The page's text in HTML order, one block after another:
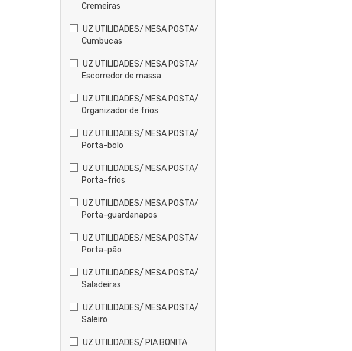
Cremeiras
UZ UTILIDADES/ MESA POSTA/
Cumbucas
UZ UTILIDADES/ MESA POSTA/
Escorredor de massa
UZ UTILIDADES/ MESA POSTA/
Organizador de frios
UZ UTILIDADES/ MESA POSTA/
Porta-bolo
UZ UTILIDADES/ MESA POSTA/
Porta-frios
UZ UTILIDADES/ MESA POSTA/
Porta-guardanapos
UZ UTILIDADES/ MESA POSTA/
Porta-pão
UZ UTILIDADES/ MESA POSTA/
Saladeiras
UZ UTILIDADES/ MESA POSTA/
Saleiro
UZ UTILIDADES/ PIA BONITA